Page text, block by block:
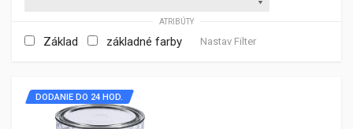
ATRIBÚTY
Základ základné farby Nastav Filter
DODANIE DO 24 HOD.